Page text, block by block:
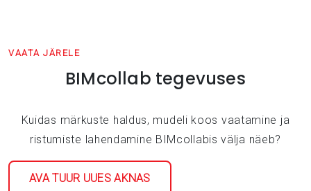
VAATA JÄRELE
BIMcollab tegevuses
Kuidas märkuste haldus, mudeli koos vaatamine ja
ristumiste lahendamine BIMcollabis välja näeb?
AVA TUUR UUES AKNAS